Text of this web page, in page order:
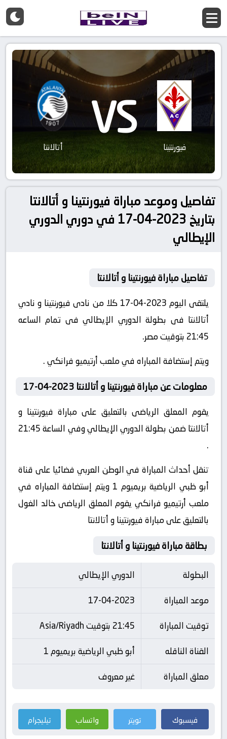
فيورنتينا VS أتالانتا
تفاصيل وموعد مباراة فيورنتينا و أتالانتا
بتاريخ 2023-04-17 في دوري الدوري
الإيطالي
تفاصيل مباراة فيورنتينا و أتالانتا
يلتقى اليوم 2023-04-17 كلا من نادى فيورنتينا و نادي
أتالانتا فى بطولة الدوري الإيطالي فى تمام الساعه
21:45 بتوقيت مصر.
ويتم إستضافة المباراه في ملعب أرتيميو فرانكي .
معلومات عن مباراة فيورنتينا و أتالانتا 2023-04-17
يقوم المعلق الرياضى بالتعليق على مباراة فيورنتينا و
أتالانتا ضمن بطولة الدوري الإيطالي وفي الساعة 21:45
.
تنقل أحداث المباراة في الوطن العربي فضائيا على قناة
أبو ظبي الرياضية بريميوم 1 ويتم إستضافة المباراه في
ملعب أرتيميو فرانكي يقوم المعلق الرياضى خالد الغول
بالتعليق على مباراة فيورنتينا و أتالانتا
بطاقة مباراة فيورنتينا و أتالانتا
البطولة
الدوري الإيطالي
موعد المباراة
17-04-2023
توقيت المباراة
21:45 بتوقيت Asia/Riyadh
القناة الناقله
أبو ظبي الرياضية بريميوم 1
معلق المباراة
غير معروف
فيسبوك تويتر واتساب تيليجرام